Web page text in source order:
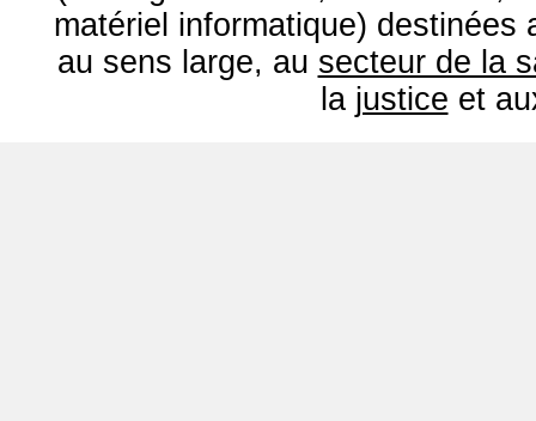
matériel informatique) destinées
au sens large, au secteur de la
la justice et